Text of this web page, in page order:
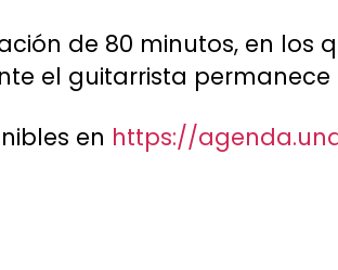
de 80 minutos, en los
el guitarrista permanece
en https://